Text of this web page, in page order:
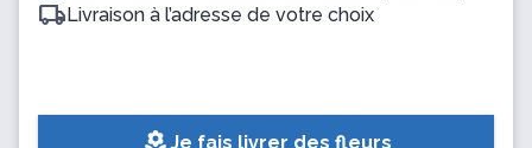
Livraison à l’adresse de votre choix
Je fais livrer des fleurs